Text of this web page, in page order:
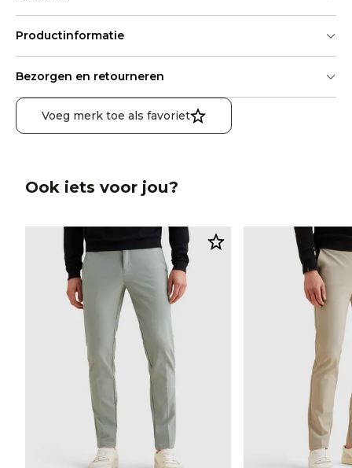
Productinformatie
Bezorgen en retourneren
Voeg merk toe als favoriet
Ook iets voor jou?